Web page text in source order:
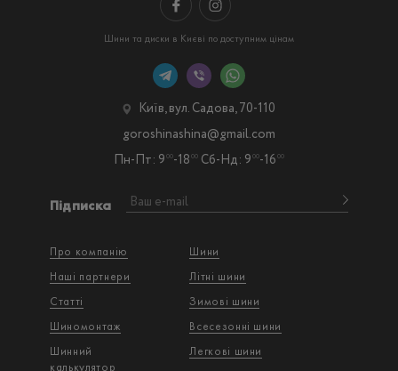
Шини та диски в Києві по доступним цінам
Про компанію
Наші партнери
Статті
Шиномонтаж
Шинний
калькулятор
Шини
Літні шини
Зимові шини
Всесезонні шини
Легкові шини
Підписка
Київ, вул. Садова, 70-110
Пн-Пт: 9 00-18 00 Сб-Нд: 9 00-16 00
goroshinashina@gmail.com